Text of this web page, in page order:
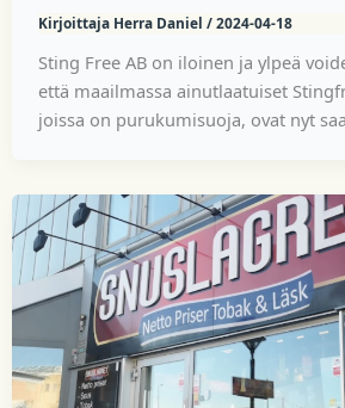
Kirjoittaja Herra Daniel /2024-04-18
Sting Free AB on iloinen ja ylpeä
että maailmassa ainutlaatuiset
joissa on purukumisuoja, ovat nyt